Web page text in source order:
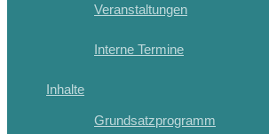
Veranstaltungen
Interne Termine
Inhalte
Grundsatzprogramm